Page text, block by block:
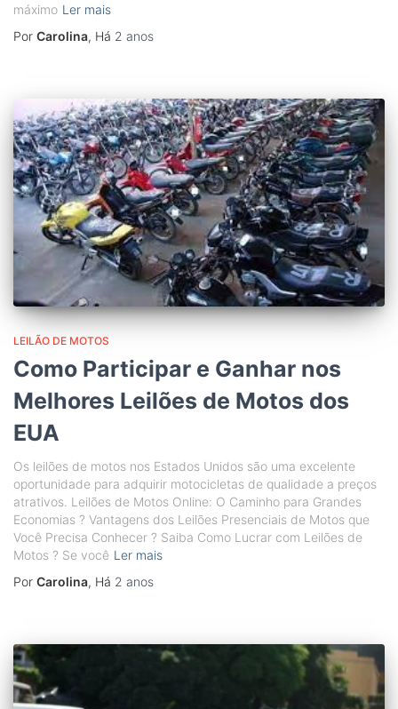
máximo Ler mais
Por Carolina, Há 2 anos
LEILÃO DE MOTOS
Como Participar e Ganhar nos
Melhores Leilões de Motos dos
EUA
Os leilões de motos nos Estados Unidos são uma excelente
oportunidade para adquirir motocicletas de qualidade a preços
atrativos. Leilões de Motos Online: O Caminho para Grandes
Economias ? Vantagens dos Leilões Presenciais de Motos que
Você Precisa Conhecer ? Saiba Como Lucrar com Leilões de
Motos ? Se você Ler mais
Por Carolina, Há 2 anos